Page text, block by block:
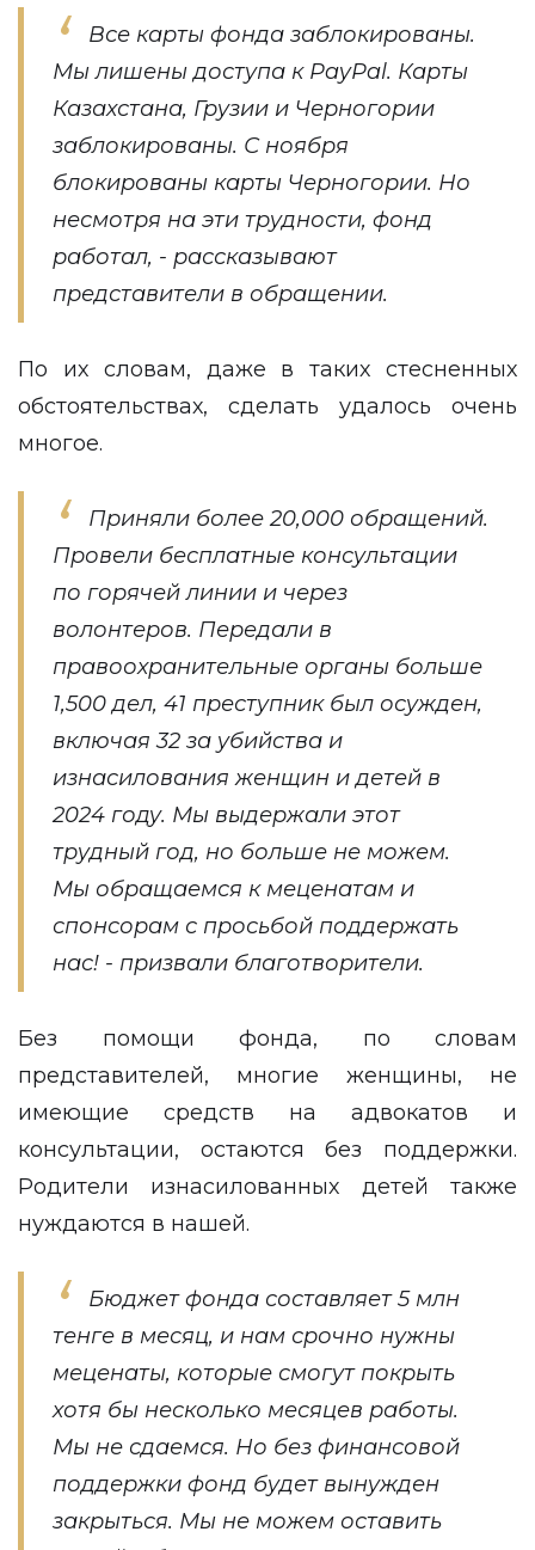
Все карты фонда заблокированы.
Мы лишены доступа к PayPal. Карты
Казахстана, Грузии и Черногории
заблокированы. С ноября
блокированы карты Черногории. Но
несмотря на эти трудности, фонд
работал, - рассказывают
представители в обращении.
По их словам, даже в таких стесненных
обстоятельствах, сделать удалось очень
многое.
Приняли более 20,000 обращений.
Провели бесплатные консультации
по горячей линии и через
волонтеров. Передали в
правоохранительные органы больше
1,500 дел, 41 преступник был осужден,
включая 32 за убийства и
изнасилования женщин и детей в
2024 году. Мы выдержали этот
трудный год, но больше не можем.
Мы обращаемся к меценатам и
спонсорам с просьбой поддержать
нас! - призвали благотворители.
Без помощи фонда, по словам
представителей, многие женщины, не
имеющие средств на адвокатов и
консультации, остаются без поддержки.
Родители изнасилованных детей также
нуждаются в нашей.
Бюджет фонда составляет 5 млн
тенге в месяц, и нам срочно нужны
меценаты, которые смогут покрыть
хотя бы несколько месяцев работы.
Мы не сдаемся. Но без финансовой
поддержки фонд будет вынужден
закрыться. Мы не можем оставить